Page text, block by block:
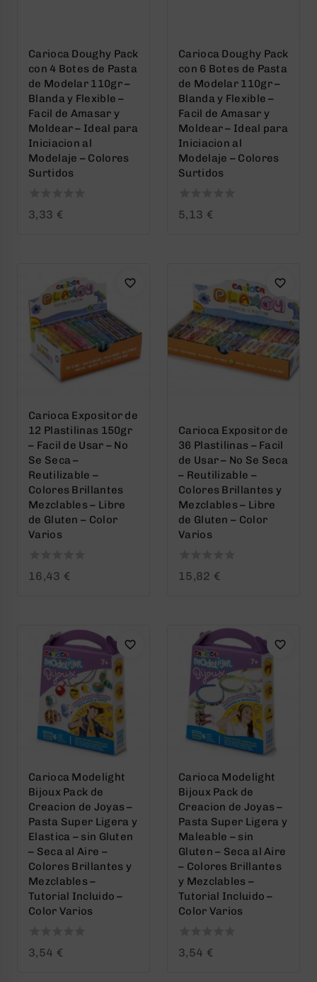
Carioca Doughy Pack
con 4 Botes de Pasta
de Modelar 110gr –
Blanda y Flexible –
Facil de Amasar y
Moldear – Ideal para
Iniciacion al
Modelaje – Colores
Surtidos
0
3,33 €
Carioca Doughy Pack
con 6 Botes de Pasta
de Modelar 110gr –
Blanda y Flexible –
Facil de Amasar y
Moldear – Ideal para
Iniciacion al
Modelaje – Colores
Surtidos
0
5,13 €
Carioca Expositor de
12 Plastilinas 150gr
– Facil de Usar – No
Se Seca –
Reutilizable –
Colores Brillantes
Mezclables – Libre
de Gluten – Color
Varios
016,43 €
Carioca Expositor de
36 Plastilinas – Facil
de Usar – No Se Seca
– Reutilizable –
Colores Brillantes y
Mezclables – Libre
de Gluten – Color
Varios
015,82 €
Carioca Modelight
Bijoux Pack de
Creacion de Joyas –
Pasta Super Ligera y
Elastica – sin Gluten
– Seca al Aire –
Colores Brillantes y
Mezclables –
Tutorial Incluido –
Color Varios
0
3,54 €
Carioca Modelight
Bijoux Pack de
Creacion de Joyas –
Pasta Super Ligera y
Maleable – sin
Gluten – Seca al Aire
– Colores Brillantes
y Mezclables –
Tutorial Incluido –
Color Varios
0
3,54 €